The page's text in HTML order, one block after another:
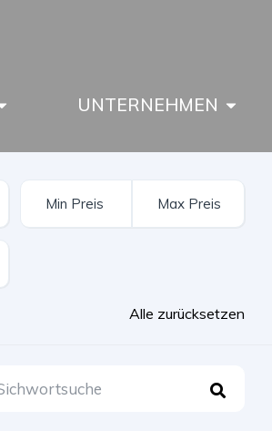
UNTERNEHMEN
Alle zurücksetzen